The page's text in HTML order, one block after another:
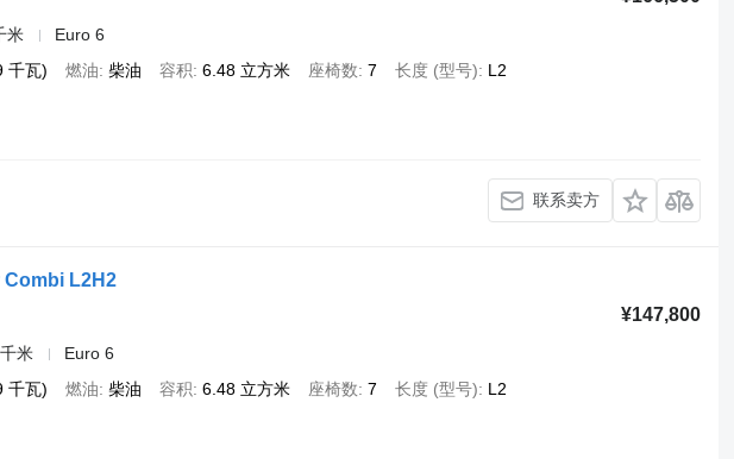
米
Euro 6
千瓦) 燃油 柴油 容积 6.48 立方米 座椅数 7 长度 (型号)
L2
联系卖方
Combi L2H2
¥147,800
米
Euro 6
千瓦) 燃油 柴油 容积 6.48 立方米 座椅数 7 长度 (型号)
L2